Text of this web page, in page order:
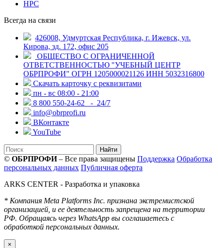
НРС
Всегда на связи
426008, Удмуртская Республика, г. Ижевск, ул.
Кирова, зд. 172, офис 205
ОБЩЕСТВО С ОГРАНИЧЕННОЙ
ОТВЕТСТВЕННОСТЬЮ "УЧЕБНЫЙ ЦЕНТР
ОБРПРОФИ" ОГРН 1205000021126 ИНН 5032316800
Скачать карточку с реквизитами
пн - вс 08:00 - 21:00
8 800 550-24-62
- 24/7
info@obrprofi.ru
ВКонтакте
YouTube
Найти
© ОБРПРОФИ– Все права защищены Поддержка Обработка
персональных данных Публичная оферта
ARKS CENTER - Разработка и упаковка
* Компания Meta Platforms Inc. признана экстремистской
организацией, и ее деятельность запрещена на территории
РФ. Обращаясь через WhatsApp вы соглашаетесь с
обработкой персональных данных.
×